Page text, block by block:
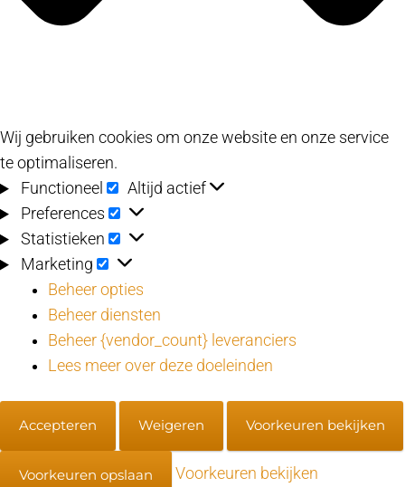
Wij gebruiken cookies om onze website en onze service
te optimaliseren.
Functioneel
Functioneel
Altijd actief
Preferences
Preferences
Statistieken Statistieken
Marketing Marketing
Beheer opties
Beheer diensten
Beheer {vendor_count} leveranciers
Lees meer over deze doeleinden
Accepteren Weigeren Voorkeuren bekijken
Voorkeuren opslaan Voorkeuren bekijken